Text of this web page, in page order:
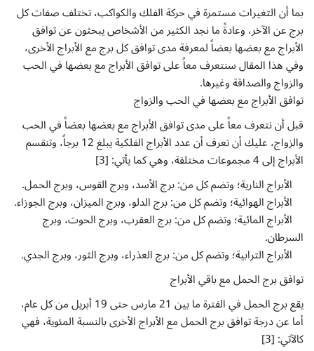
سياسة الخصوصية
البنود والشروط
رئيس التحرير
إتصل بنا
بما أن التغيرات مستمرة في حركة الفلك والكواكب، تختلف صفات كل
برج عن الآخر، وعادةً ما نجد الكثير من الأشخاص يبحثون عن توافق
الأبراج مع بعضها بعضاً لمعرفة مدى توافق كل برج مع الأبراج الأخرى،
وفي هذا المقال سنتعرف معاً على توافق الأبراج مع بعضها في الحب
والزواج والصداقة وغيرها.
توافق الأبراج مع بعضها في الحب والزواج
قبل أن نتعرف معاً على مدى توافق الأبراج مع بعضها بعضاً في الحب
والزواج، عليك أن تعرف أن عدد الأبراج الفلكية يبلغ 12 برجاً، وتنقسم
الأبراج إلى 4 مجموعات مختلفة، وهي كما يأتي: [3]
الأبراج النارية؛ وتضم كل من: برج الأسد، وبرج القوس، وبرج الحمل.
الأبراج الهوائية؛ وتضم كل من: برج الدلو، وبرج الميزان، وبرج الجوزاء.
الأبراج المائية؛ وتضم كل من: برج العقرب، وبرج الحوت، وبرج
السرطان.
الأبراج الترابية؛ وتضم كل من: برج العذراء، وبرج الثور، وبرج الجدي.
توافق برج الحمل مع باقي الأبراج
يقع برج الحمل في الفترة ما بين 21 مارس حتى 19 أبريل من كل عام،
أما عن درجة توافق برج الحمل مع الأبراج الأخرى بالنسبة المئوية، فهي
كالآتي: [3]